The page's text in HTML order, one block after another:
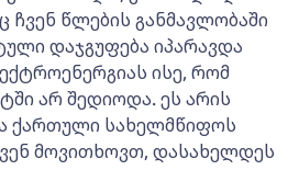
ჩვენ წლების განმავლობაში
დაჯგუფება იპარავდა
ისე, რომ
არ შედიოდა. ეს არის
ქართული სახელმწიფოს
მოვითხოვთ, დასახელდეს